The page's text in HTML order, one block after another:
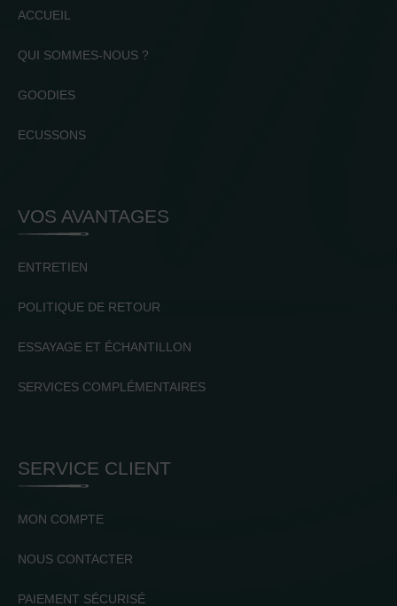
ACCUEIL
QUI SOMMES-NOUS ?
GOODIES
ECUSSONS
VOS AVANTAGES
ENTRETIEN
POLITIQUE DE RETOUR
ESSAYAGE ET ÉCHANTILLON
SERVICES COMPLÉMENTAIRES
SERVICE CLIENT
MON COMPTE
NOUS CONTACTER
PAIEMENT SÉCURISÉ